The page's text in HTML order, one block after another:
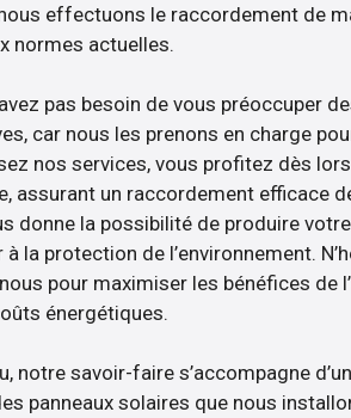
effectuons le raccordement de
normes actuelles.
pas besoin de vous préoccuper
car nous les prenons en charge
nos services, vous profitez dès
assurant un raccordement efficace
donne la possibilité de produire
la protection de l’environnement.
pour maximiser les bénéfices de
énergétiques.
notre savoir-faire s’accompagne
panneaux solaires que nous